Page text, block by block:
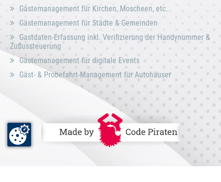
Gästemanagement für Kirchen, Moscheen, etc.
Gästemanagement für Städte & Gemeinden
Gastdaten-Erfassung inkl. Verifizierung der Handynummer &
Zuflussteuerung
Gästemanagement für digitale Events
Gäst- & Probefahrt-Management für Autohäuser